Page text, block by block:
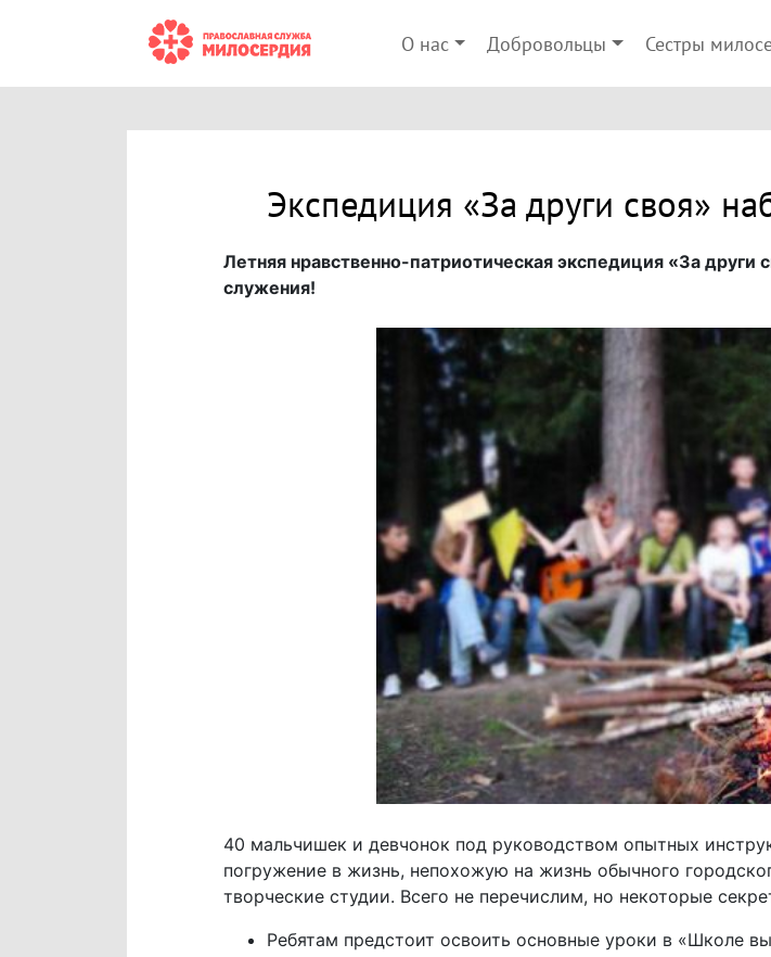
О нас Добровольцы Сестры
Экспедиция «За други своя»
Летняя нравственно-патриотическая экспедиция «За други
служения!
40 мальчишек и девчонок под руководством опытных
погружение в жизнь, непохожую на жизнь обычного
творческие студии. Всего не перечислим, но некоторые
Ребятам предстоит освоить основные уроки в «Школе